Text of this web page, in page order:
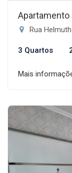
Apartamento
Rua
3 Quartos
Mais